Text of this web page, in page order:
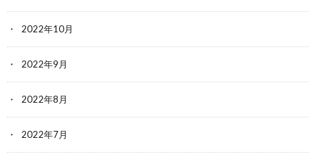
2022年10月
2022年9月
2022年8月
2022年7月